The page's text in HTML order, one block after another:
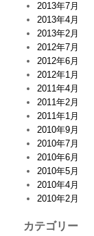
2013年7月
2013年4月
2013年2月
2012年7月
2012年6月
2012年1月
2011年4月
2011年2月
2011年1月
2010年9月
2010年7月
2010年6月
2010年5月
2010年4月
2010年2月
カテゴリー